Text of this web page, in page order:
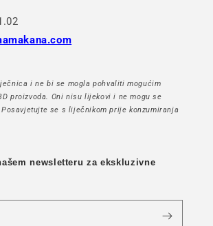
i ne bi se mogla pohvaliti mogućim
proizvoda. Oni nisu lijekovi i ne mogu se
se s liječnikom prije konzumiranja
newsletteru za ekskluzivne